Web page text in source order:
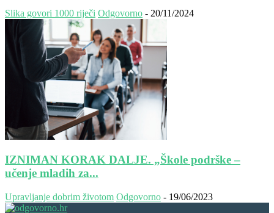
Slika govori 1000 riječi Odgovorno - 20/11/2024
IZNIMAN KORAK DALJE. „Škole podrške –
učenje mladih za...
Upravljanje dobrim životom Odgovorno - 19/06/2023